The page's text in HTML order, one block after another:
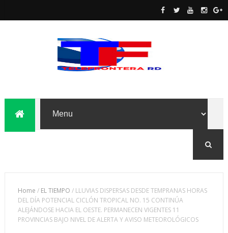
Home / EL TIEMPO / LLUVIAS DISPERSAS DESDE TEMPRANAS HORAS
DEL DÍA POTENCIAL CICLÓN TROPICAL NO. 15 CONTINÚA
ALEJÁNDOSE HACIA EL OESTE. PERMANECEN VIGENTES 11
PROVINCIAS BAJO NIVEL DE ALERTA Y AVISO METEOROLÓGICOS